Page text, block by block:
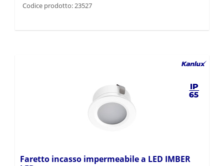
Codice prodotto: 23527
Faretto incasso impermeabile a LED IMBER